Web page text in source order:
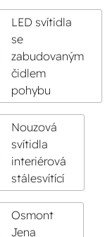
LED svítidla
se
zabudovaným
čidlem
pohybu
Nouzová
svítidla
interiérová
stálesvítící
Osmont
Jena